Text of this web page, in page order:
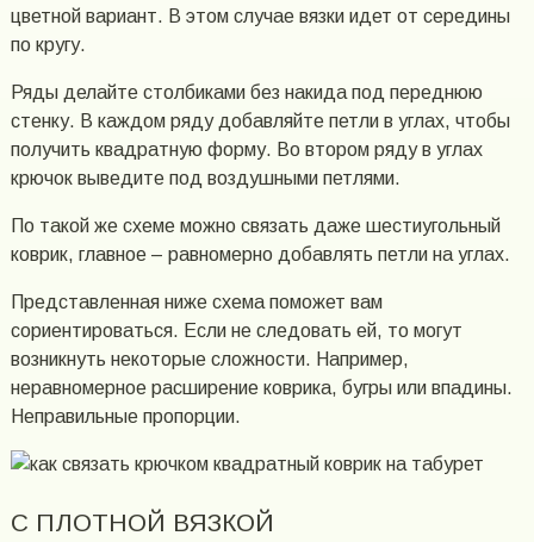
цветной вариант. В этом случае вязки идет от середины
по кругу.
Ряды делайте столбиками без накида под переднюю
стенку. В каждом ряду добавляйте петли в углах, чтобы
получить квадратную форму. Во втором ряду в углах
крючок выведите под воздушными петлями.
По такой же схеме можно связать даже шестиугольный
коврик, главное – равномерно добавлять петли на углах.
Представленная ниже схема поможет вам
сориентироваться. Если не следовать ей, то могут
возникнуть некоторые сложности. Например,
неравномерное расширение коврика, бугры или впадины.
Неправильные пропорции.
С ПЛОТНОЙ ВЯЗКОЙ